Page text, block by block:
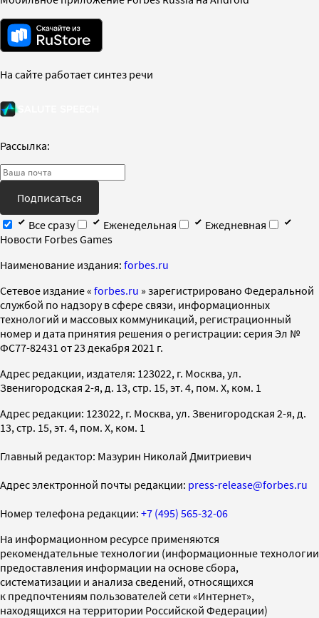
На сайте работает синтез речи
Рассылка:
Подписаться
Все сразу
Еженедельная
Ежедневная
Новости Forbes Games
Наименование издания: forbes.ru
Cетевое издание « forbes.ru » зарегистрировано Федеральной
службой по надзору в сфере связи, информационных
технологий и массовых коммуникаций, регистрационный
номер и дата принятия решения о регистрации: серия Эл №
ФС77-82431 от 23 декабря 2021 г.
Адрес редакции, издателя: 123022, г. Москва, ул.
Звенигородская 2-я, д. 13, стр. 15, эт. 4, пом. X, ком. 1
Адрес редакции: 123022, г. Москва, ул. Звенигородская 2-я, д.
13, стр. 15, эт. 4, пом. X, ком. 1
Главный редактор: Мазурин Николай Дмитриевич
Адрес электронной почты редакции: press-release@forbes.ru
Номер телефона редакции: +7 (495) 565-32-06
На информационном ресурсе применяются
рекомендательные технологии (информационные технологии
предоставления информации на основе сбора,
систематизации и анализа сведений, относящихся
к предпочтениям пользователей сети «Интернет»,
находящихся на территории Российской Федерации)